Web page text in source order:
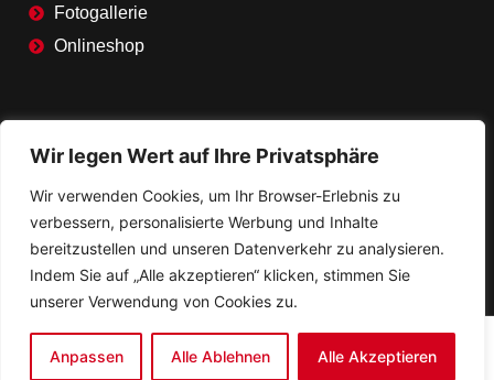
Wir legen Wert auf Ihre Privatsphäre
Wir verwenden Cookies, um Ihr Browser-Erlebnis zu
verbessern, personalisierte Werbung und Inhalte
bereitzustellen und unseren Datenverkehr zu analysieren.
Indem Sie auf „Alle akzeptieren“ klicken, stimmen Sie
unserer Verwendung von Cookies zu.
Anpassen Alle Ablehnen Alle Akzeptieren
Fotogallerie
Onlineshop
TSV Mudau-Spiele jetzt auf Staige!
Zum Staige Portal